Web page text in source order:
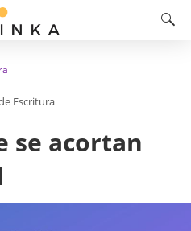
Escritura
se acortan